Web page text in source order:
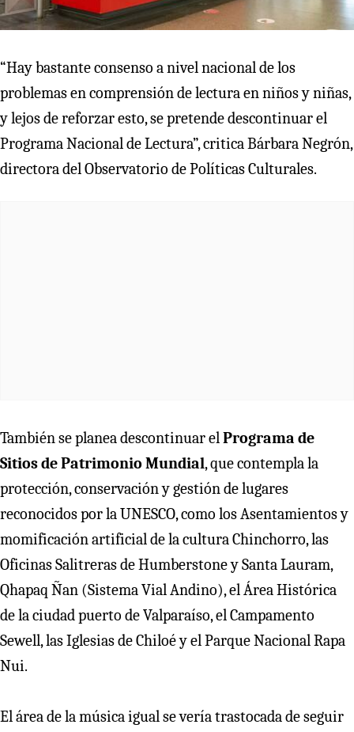
“Hay bastante consenso a nivel nacional de los
problemas en comprensión de lectura en niños y niñas,
y lejos de reforzar esto, se pretende descontinuar el
Programa Nacional de Lectura”, critica Bárbara Negrón,
directora del Observatorio de Políticas Culturales.
También se planea descontinuar elPrograma de
Sitios de Patrimonio Mundial, que contempla la
protección, conservación y gestión de lugares
reconocidos por la UNESCO, como los Asentamientos y
momificación artificial de la cultura Chinchorro, las
Oficinas Salitreras de Humberstone y Santa Lauram,
Qhapaq Ñan (Sistema Vial Andino), el Área Histórica
de la ciudad puerto de Valparaíso, el Campamento
Sewell, las Iglesias de Chiloé y el Parque Nacional Rapa
Nui.
El área de la música igual se vería trastocada de seguir